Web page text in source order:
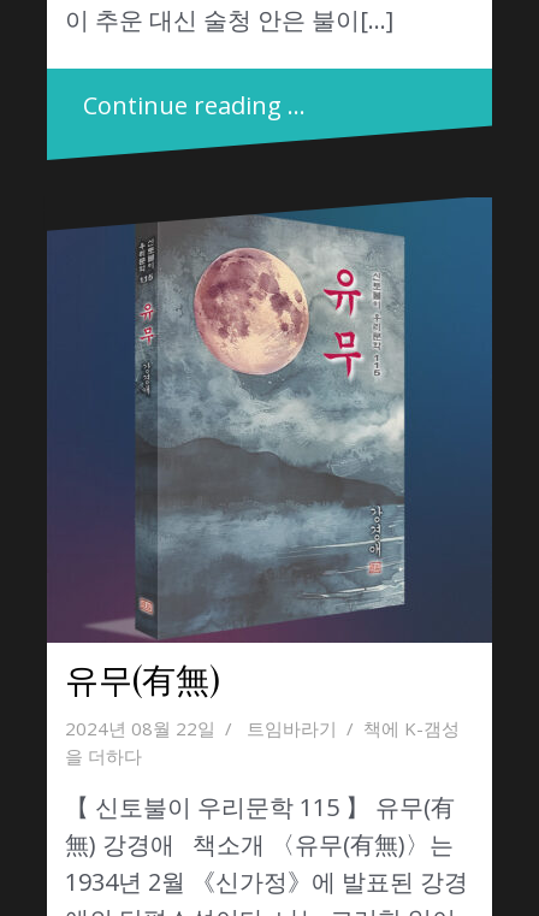
이 추운 대신 술청 안은 불이[…]
Continue reading …
유무(有無)
2024년 08월 22일 트임바라기
책에 K-갬성
을 더하다
【 신토불이 우리문학 115 】 유무(有
無) 강경애 책소개 〈유무(有無)〉는
1934년 2월 《신가정》에 발표된 강경